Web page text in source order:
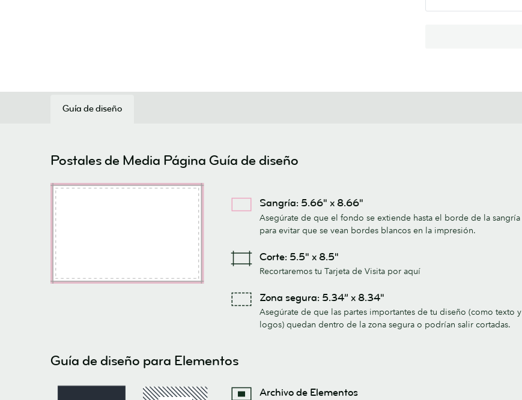
Guía de diseño
Postales de Media Página Guía de diseño
Sangría: 5.66" x 8.66"
Asegúrate de que el fondo se extiende hasta el borde de la sangría
para evitar que se vean bordes blancos en la impresión.
Corte: 5.5" x 8.5"
Recortaremos tu Tarjeta de Visita por aquí
Zona segura: 5.34” x 8.34"
Asegúrate de que las partes importantes de tu diseño (como texto y
logos) quedan dentro de la zona segura o podrían salir cortadas.
Guía de diseño para Elementos
Archivo de Elementos